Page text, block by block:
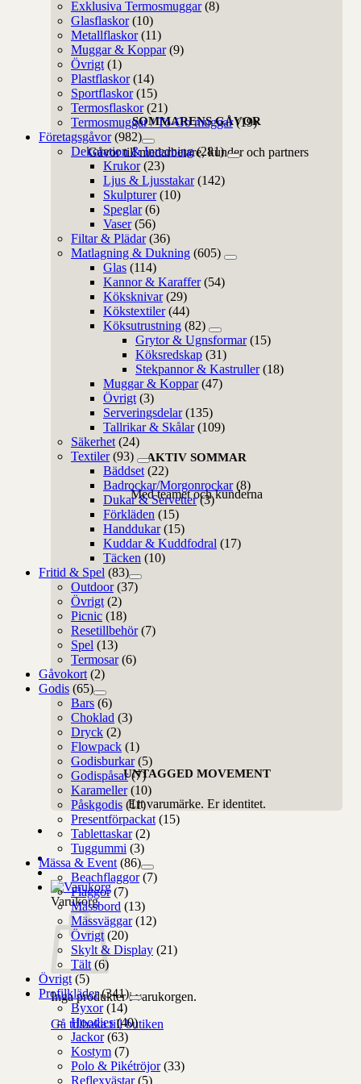
SOMMARENS GÅVOR
Gåvor till medarbetare, kunder och partners
AKTIV SOMMAR
Med teamet och kunderna
UNTAGGED MOVEMENT
Ert varumärke. Er identitet.
Varukorg
Inga produkter i varukorgen.
Gå tillbaka till butiken
Exklusiva Termosmuggar (8)
Glasflaskor (10)
Metallflaskor (11)
Muggar & Koppar (9)
Övrigt (1)
Plastflaskor (14)
Sportflaskor (15)
Termosflaskor (21)
Termosmuggar / To-Go muggar (19)
Företagsgåvor (982)
Dekoration & Inredning (281)
Krukor (23)
Ljus & Ljusstakar (142)
Skulpturer (10)
Speglar (6)
Vaser (56)
Filtar & Plädar (36)
Matlagning & Dukning (605)
Glas (114)
Kannor & Karaffer (54)
Köksknivar (29)
Kökstextiler (44)
Köksutrustning (82)
Grytor & Ugnsformar (15)
Köksredskap (31)
Stekpannor & Kastruller (18)
Muggar & Koppar (47)
Övrigt (3)
Serveringsdelar (135)
Tallrikar & Skålar (109)
Säkerhet (24)
Textiler (93)
Bäddset (22)
Badrockar/Morgonrockar (8)
Dukar & Servetter (3)
Förkläden (15)
Handdukar (15)
Kuddar & Kuddfodral (17)
Täcken (10)
Fritid & Spel (83)
Outdoor (37)
Övrigt (2)
Picnic (18)
Resetillbehör (7)
Spel (13)
Termosar (6)
Gåvokort (2)
Godis (65)
Bars (6)
Choklad (3)
Dryck (2)
Flowpack (1)
Godisburkar (5)
Godispåsar (7)
Karameller (10)
Påskgodis (11)
Presentförpackat (15)
Tablettaskar (2)
Tuggummi (3)
Mässa & Event (86)
Beachflaggor (7)
Flaggor (7)
Mässbord (13)
Mässväggar (12)
Övrigt (20)
Skylt & Display (21)
Tält (6)
Övrigt (5)
Profilkläder (341)
Byxor (14)
Hoodies (40)
Jackor (63)
Kostym (7)
Polo & Pikétröjor (33)
Reflexvästar (5)